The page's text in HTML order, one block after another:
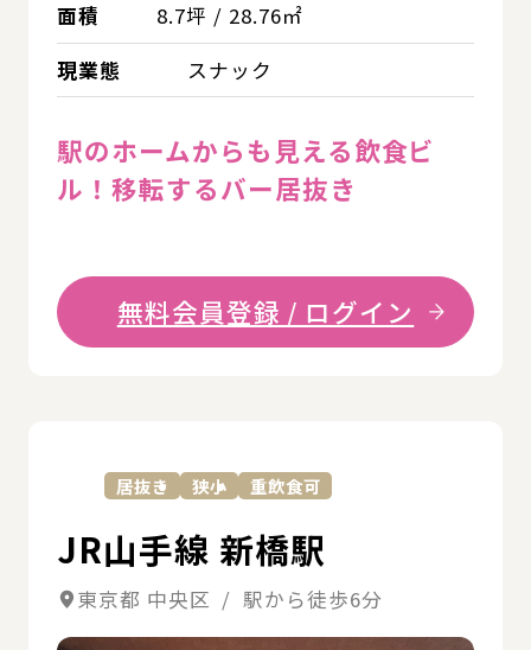
面積
8.7坪 / 28.76㎡
現業態
スナック
駅のホームからも見える飲食ビ
ル！移転するバー居抜き
無料会員登録 / ログイン
居抜き 狭小 重飲食可
JR山手線 新橋駅
東京都 中央区 / 駅から徒歩6分